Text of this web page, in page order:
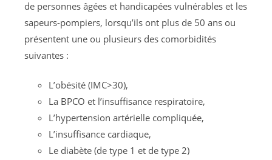
de personnes âgées et handicapées vulnérables et les
sapeurs-pompiers, lorsqu’ils ont plus de 50 ans ou
présentent une ou plusieurs des comorbidités
suivantes :
L’obésité (IMC>30),
La BPCO et l’insuffisance respiratoire,
L’hypertension artérielle compliquée,
L’insuffisance cardiaque,
Le diabète (de type 1 et de type 2)